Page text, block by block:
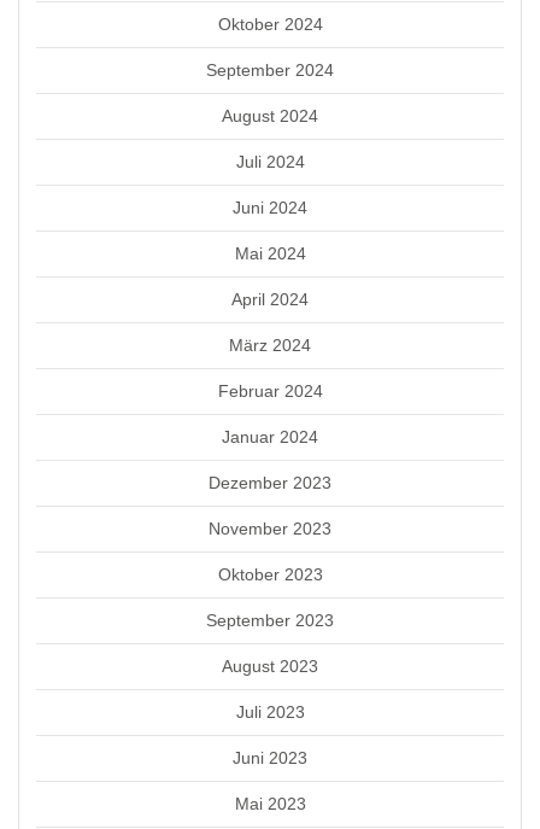
Oktober 2024
September 2024
August 2024
Juli 2024
Juni 2024
Mai 2024
April 2024
März 2024
Februar 2024
Januar 2024
Dezember 2023
November 2023
Oktober 2023
September 2023
August 2023
Juli 2023
Juni 2023
Mai 2023